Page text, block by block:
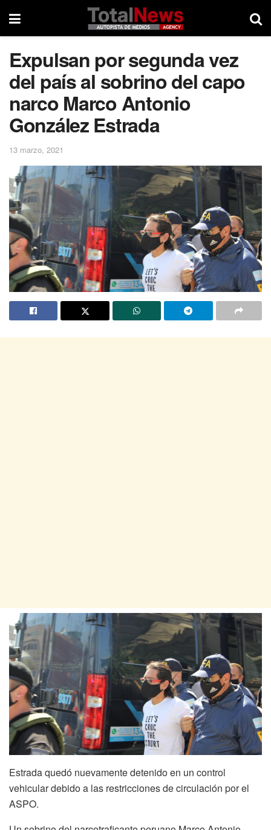
Expulsan por segunda vez
del país al sobrino del capo
narco Marco Antonio
González Estrada
13 marzo, 2021
Estrada quedó nuevamente detenido en un control
vehicular debido a las restricciones de circulación por el
ASPO.